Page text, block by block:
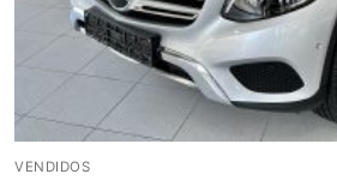
VENDIDOS